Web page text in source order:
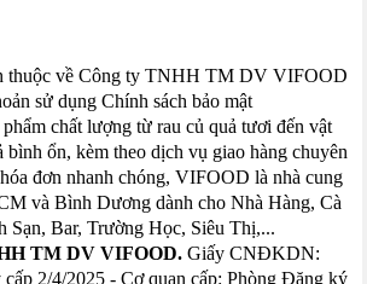
thuộc về Công ty TNHH TM DV VIFOOD
sử dụng Chính sách bảo mật
chất lượng từ rau củ quả tươi đến vật
bình ổn, kèm theo dịch vụ giao hàng chuyên
đơn nhanh chóng, VIFOOD là nhà cung
và Bình Dương dành cho Nhà Hàng, Cà
Sạn, Bar, Trường Học, Siêu Thị,...
TM DV VIFOOD.Giấy CNĐKDN:
2/4/2025 - Cơ quan cấp: Phòng Đăng ký